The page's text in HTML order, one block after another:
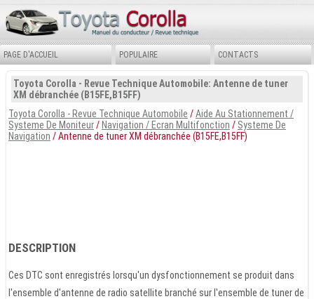
PAGE D'ACCUEIL POPULAIRE CONTACTS
Toyota Corolla - Revue Technique Automobile: Antenne de tuner
XM débranchée (B15FE,B15FF)
Toyota Corolla - Revue Technique Automobile /Aide Au Stationnement /
Systeme De Moniteur/Navigation / Ecran Multifonction / Systeme De
Navigation / Antenne de tuner XM débranchée (B15FE,B15FF)
DESCRIPTION
Ces DTC sont enregistrés lorsqu'un dysfonctionnement se produit dans
l'ensemble d'antenne de radio satellite branché sur l'ensemble de tuner de